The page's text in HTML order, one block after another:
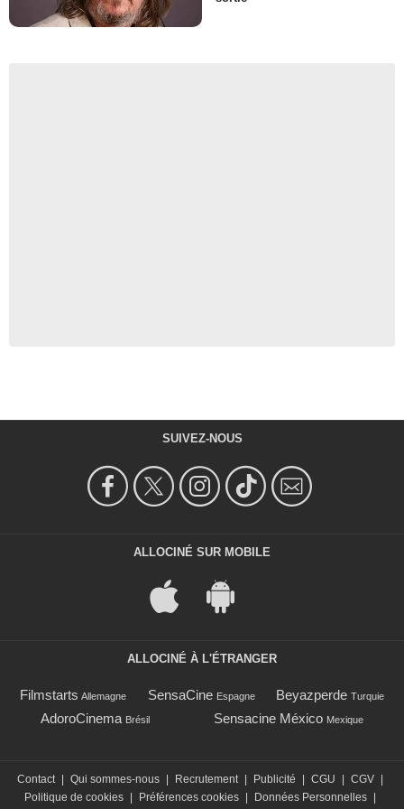
SUIVEZ-NOUS
ALLOCINÉ SUR MOBILE
ALLOCINÉ À L'ÉTRANGER
Filmstarts Allemagne SensaCine Espagne Beyazperde Turquie
AdoroCinema Brésil Sensacine México Mexique
Contact | Qui sommes-nous | Recrutement | Publicité | CGU | CGV |
Politique de cookies | Préférences cookies | Données Personnelles |